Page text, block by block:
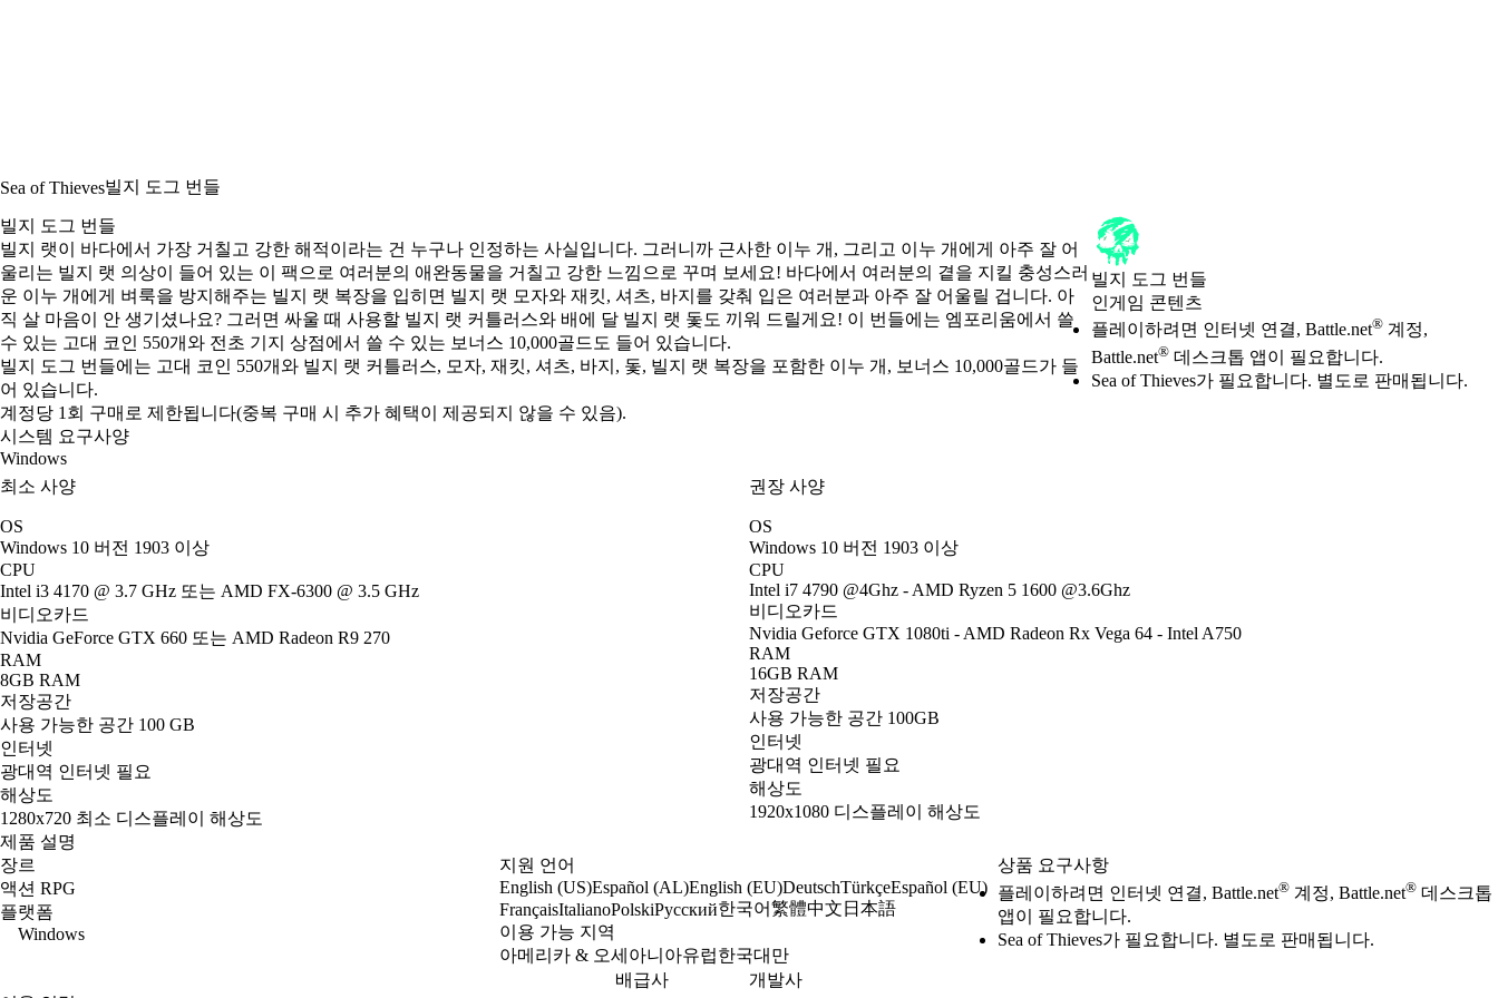
Sea of Thieves빌지 도그 번들
빌지 도그 번들
인게임 콘텐츠
가격
Available actions
플레이하려면 인터넷 연결, Battle.net® 계정,
Battle.net® 데스크톱 앱이 필요합니다.
Sea of Thieves가 필요합니다. 별도로 판매됩니다.
빌지 도그 번들
빌지 랫이 바다에서 가장 거칠고 강한 해적이라는 건 누구나 인정하는 사실입니다. 그러니까 근사한 이누 개, 그리고 이누 개에게 아주 잘 어
울리는 빌지 랫 의상이 들어 있는 이 팩으로 여러분의 애완동물을 거칠고 강한 느낌으로 꾸며 보세요! 바다에서 여러분의 곁을 지킬 충성스러
운 이누 개에게 벼룩을 방지해주는 빌지 랫 복장을 입히면 빌지 랫 모자와 재킷, 셔츠, 바지를 갖춰 입은 여러분과 아주 잘 어울릴 겁니다. 아
직 살 마음이 안 생기셨나요? 그러면 싸울 때 사용할 빌지 랫 커틀러스와 배에 달 빌지 랫 돛도 끼워 드릴게요! 이 번들에는 엠포리움에서 쓸
수 있는 고대 코인 550개와 전초 기지 상점에서 쓸 수 있는 보너스 10,000골드도 들어 있습니다.
빌지 도그 번들에는 고대 코인 550개와 빌지 랫 커틀러스, 모자, 재킷, 셔츠, 바지, 돛, 빌지 랫 복장을 포함한 이누 개, 보너스 10,000골드가 들
어 있습니다.
계정당 1회 구매로 제한됩니다(중복 구매 시 추가 혜택이 제공되지 않을 수 있음).
시스템 요구사양
Windows
최소 사양
OS
Windows 10 버전 1903 이상
CPU
Intel i3 4170 @ 3.7 GHz 또는 AMD FX-6300 @ 3.5 GHz
비디오카드
Nvidia GeForce GTX 660 또는 AMD Radeon R9 270
RAM
8GB RAM
저장공간
사용 가능한 공간 100 GB
인터넷
광대역 인터넷 필요
해상도
1280x720 최소 디스플레이 해상도
권장 사양
OS
Windows 10 버전 1903 이상
CPU
Intel i7 4790 @4Ghz - AMD Ryzen 5 1600 @3.6Ghz
비디오카드
Nvidia Geforce GTX 1080ti - AMD Radeon Rx Vega 64 - Intel A750
RAM
16GB RAM
저장공간
사용 가능한 공간 100GB
인터넷
광대역 인터넷 필요
해상도
1920x1080 디스플레이 해상도
제품 설명
장르
액션 RPG
플랫폼
Windows
지원 언어
English (US)Español (AL)English (EU)DeutschTürkçeEspañol (EU)
FrançaisItalianoPolskiРусский한국어繁體中文 日本語
이용 가능 지역
아메리카 & 오세아니아유럽한국대만
상품 요구사항
플레이하려면 인터넷 연결, Battle.net® 계정, Battle.net® 데스크톱
앱이 필요합니다.
Sea of Thieves가 필요합니다. 별도로 판매됩니다.
배급사
개발사